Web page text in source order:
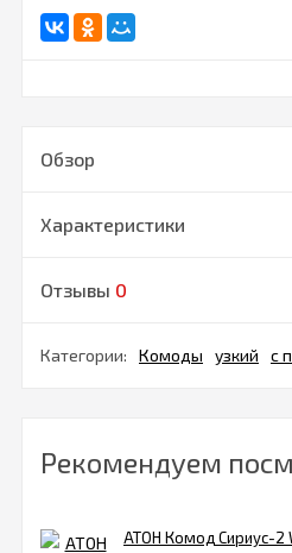
Обзор
Характеристики
Отзывы 0
Категории: Комоды узкий с
Рекомендуем
АТОН Комод Сириус-2